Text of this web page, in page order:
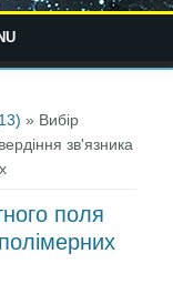
» Вибір
зв'язника
поля